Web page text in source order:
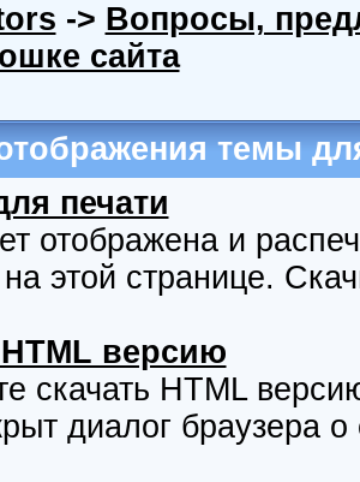
-> Вопросы,
сайта
темы
печати
отображена и
этой странице.
версию
скачать HTML
диалог браузера о